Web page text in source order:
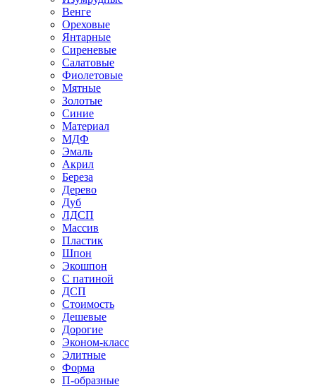
Венге
Ореховые
Янтарные
Сиреневые
Салатовые
Фиолетовые
Мятные
Золотые
Синие
Материал
МДФ
Эмаль
Акрил
Береза
Дерево
Дуб
ЛДСП
Массив
Пластик
Шпон
Экошпон
С патиной
ДСП
Стоимость
Дешевые
Дорогие
Эконом-класс
Элитные
Форма
П-образные